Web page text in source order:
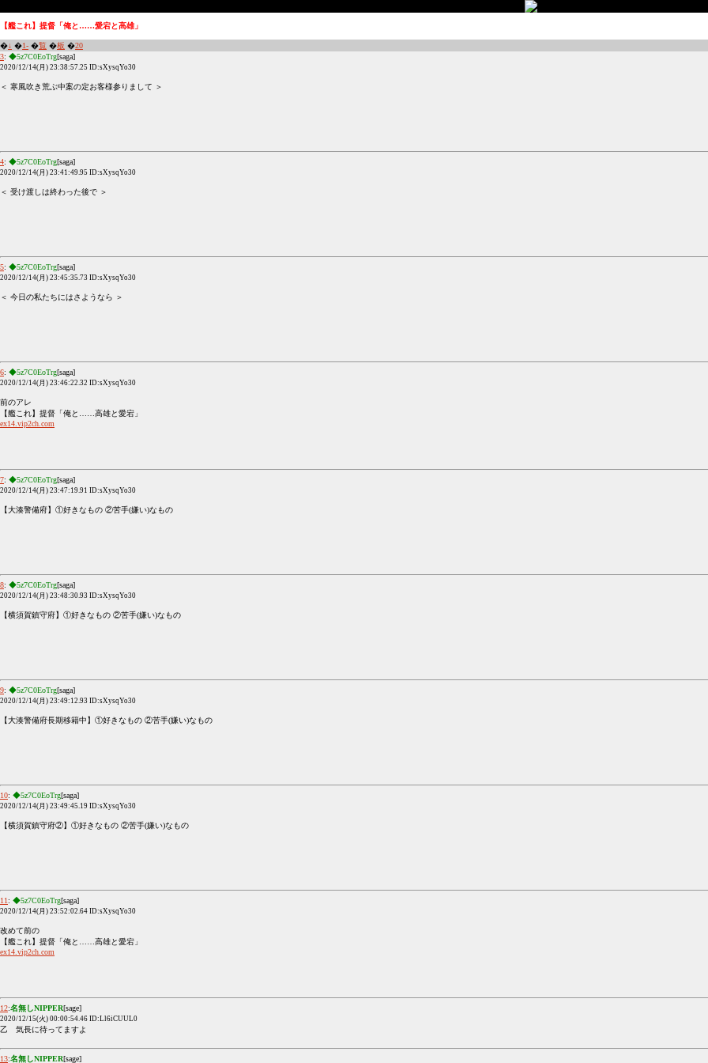
【艦これ】提督「俺と……愛宕と高雄」
�↓ �1- �覧 �板 �20
3: ◆5z7C0EoTrg[saga]
2020/12/14(月) 23:38:57.25 ID:sXysqYo30
＜ 寒風吹き荒ぶ中案の定お客様参りまして ＞
4: ◆5z7C0EoTrg[saga]
2020/12/14(月) 23:41:49.95 ID:sXysqYo30
＜ 受け渡しは終わった後で ＞
5: ◆5z7C0EoTrg[saga]
2020/12/14(月) 23:45:35.73 ID:sXysqYo30
＜ 今日の私たちにはさようなら ＞
6: ◆5z7C0EoTrg[saga]
2020/12/14(月) 23:46:22.32 ID:sXysqYo30
前のアレ
【艦これ】提督「俺と……高雄と愛宕」
ex14.vip2ch.com
7: ◆5z7C0EoTrg[saga]
2020/12/14(月) 23:47:19.91 ID:sXysqYo30
【大湊警備府】①好きなもの ②苦手(嫌い)なもの
8: ◆5z7C0EoTrg[saga]
2020/12/14(月) 23:48:30.93 ID:sXysqYo30
【横須賀鎮守府】①好きなもの ②苦手(嫌い)なもの
9: ◆5z7C0EoTrg[saga]
2020/12/14(月) 23:49:12.93 ID:sXysqYo30
【大湊警備府長期移籍中】①好きなもの ②苦手(嫌い)なもの
10: ◆5z7C0EoTrg[saga]
2020/12/14(月) 23:49:45.19 ID:sXysqYo30
【横須賀鎮守府②】①好きなもの ②苦手(嫌い)なもの
11 : ◆5z7C0EoTrg[saga]
2020/12/14(月) 23:52:02.64 ID:sXysqYo30
改めて前の
【艦これ】提督「俺と……高雄と愛宕」
ex14.vip2ch.com
12:名無しNIPPER[sage]
2020/12/15(火) 00:00:54.46 ID:Ll6iCUUL0
乙 気長に待ってますよ
13:名無しNIPPER[sage]